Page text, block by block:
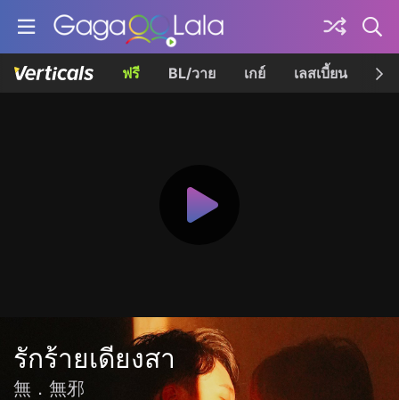
ฟรี BL/วาย เกย์ เลสเบี้ยน เค
รักร้ายเดียงสา
無．無邪